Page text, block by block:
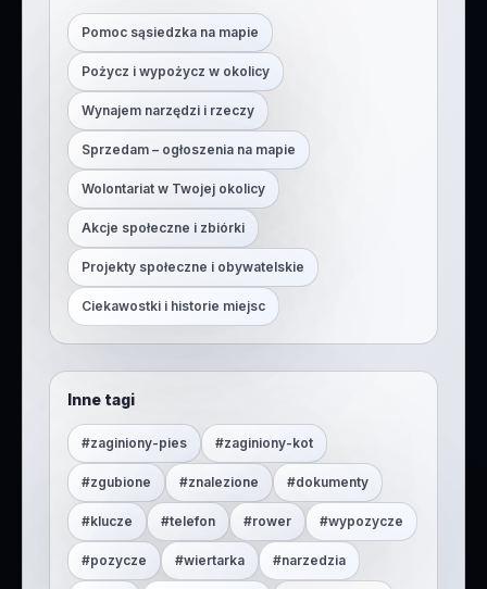
Pomoc sąsiedzka na mapie
Pożycz i wypożycz w okolicy
Wynajem narzędzi i rzeczy
Sprzedam – ogłoszenia na mapie
Wolontariat w Twojej okolicy
Akcje społeczne i zbiórki
Projekty społeczne i obywatelskie
Ciekawostki i historie miejsc
Inne tagi
#zaginiony-pies #zaginiony-kot
#zgubione #znalezione #dokumenty
#klucze #telefon #rower #wypozycze
#pozycze #wiertarka #narzedzia